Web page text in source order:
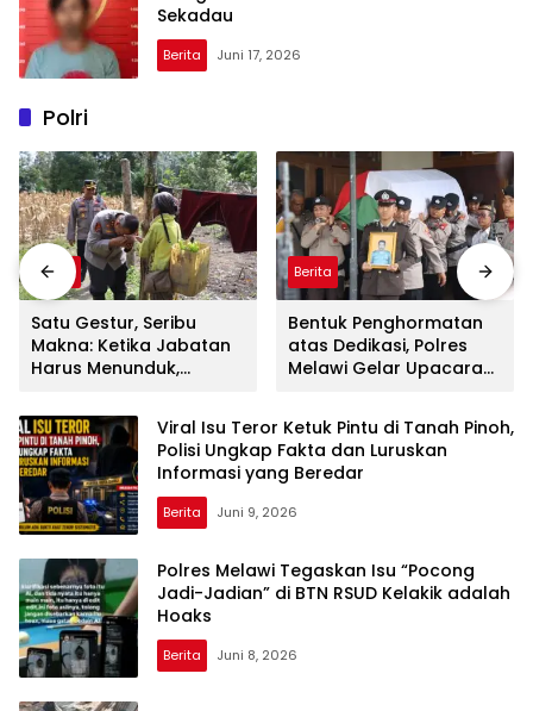
Sekadau
Berita Juni 17, 2026
Polri
Berita
Satu Gestur, Seribu
Makna: Ketika Jabatan
Harus Menunduk,
Tunjukkan Adab Berdiri
Paling Tinggi kepada
Orang Tua
Berita
Bentuk Penghormatan
atas Dedikasi, Polres
Melawi Gelar Upacara
Tabrani Lumban Tobing
Viral Isu Teror Ketuk Pintu di Tanah Pinoh,
Polisi Ungkap Fakta dan Luruskan
Informasi yang Beredar
Berita Juni 9, 2026
Polres Melawi Tegaskan Isu “Pocong
Jadi-Jadian” di BTN RSUD Kelakik adalah
Hoaks
Berita Juni 8, 2026